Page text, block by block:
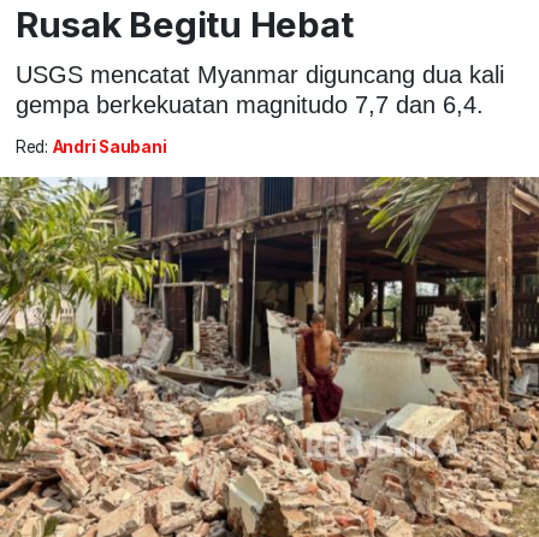
Rusak Begitu Hebat
USGS mencatat Myanmar diguncang dua kali
gempa berkekuatan magnitudo 7,7 dan 6,4.
Red: Andri Saubani